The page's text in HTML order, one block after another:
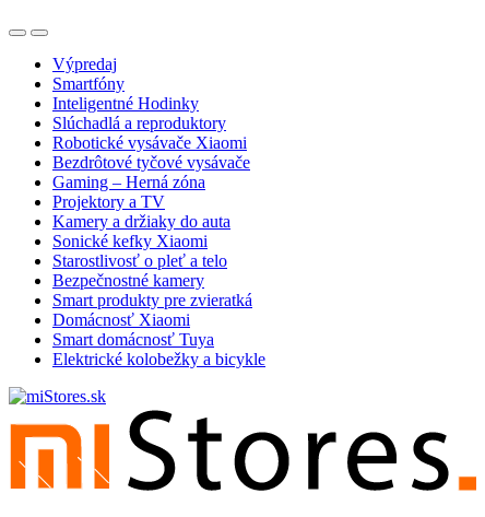
OpenClose
Výpredaj
Smartfóny
Inteligentné Hodinky
Slúchadlá a reproduktory
Robotické vysávače Xiaomi
Bezdrôtové tyčové vysávače
Gaming – Herná zóna
Projektory a TV
Kamery a držiaky do auta
Sonické kefky Xiaomi
Starostlivosť o pleť a telo
Bezpečnostné kamery
Smart produkty pre zvieratká
Domácnosť Xiaomi
Smart domácnosť Tuya
Elektrické kolobežky a bicykle